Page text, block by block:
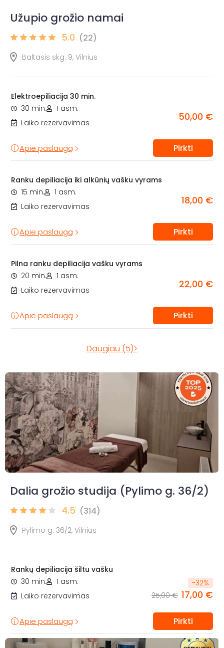
Užupio grožio namai
5.0 (22)
Baltasis skg. 9, Vilnius
Elektroepiliacija 30 min.
30 min.
1 asm.
Laiko rezervavimas
50,00 €
Apie paslaugą Pirkti
Ranku depiliacija iki alkūnių vašku vyrams
15 min.
1 asm.
Laiko rezervavimas
18,00 €
Apie paslaugą Pirkti
Pilna ranku depiliacija vašku vyrams
20 min.
1 asm.
Laiko rezervavimas
22,00 €
Apie paslaugą Pirkti
Daugiau (5)>
Dalia grožio studija (Pylimo g. 36/2)
4.5 (314)
Pylimo g. 36/2, Vilnius
Rankų depiliacija šiltu vašku
30 min.
1 asm.
Laiko rezervavimas
-32%
25,00 € 17,00 €
Apie paslaugą Pirkti